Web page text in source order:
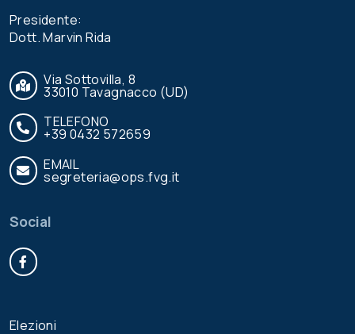
Presidente:
Dott. Marvin Rida
Via Sottovilla, 8
33010 Tavagnacco (UD)
TELEFONO
+39 0432 572659
EMAIL
segreteria@ops.fvg.it
Social
Elezioni